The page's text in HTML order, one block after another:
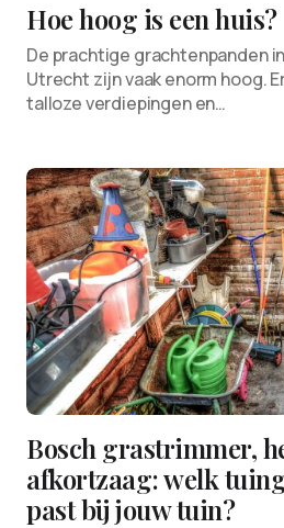
Hoe hoog is een huis?
De prachtige grachtenpanden
Utrecht zijn vaak enorm hoog.
talloze verdiepingen en…
Bosch grastrimmer,
afkortzaag: welk
past bij jouw tuin?